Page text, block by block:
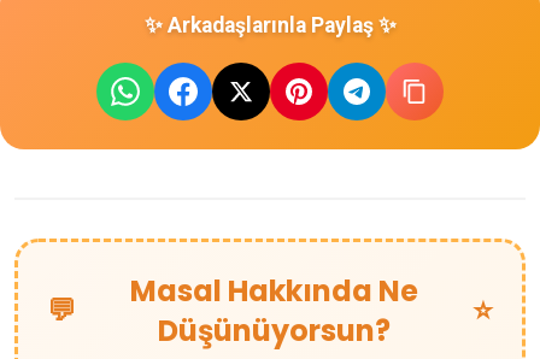
✨ Arkadaşlarınla Paylaş ✨
💬
Masal Hakkında Ne
Düşünüyorsun?
⭐